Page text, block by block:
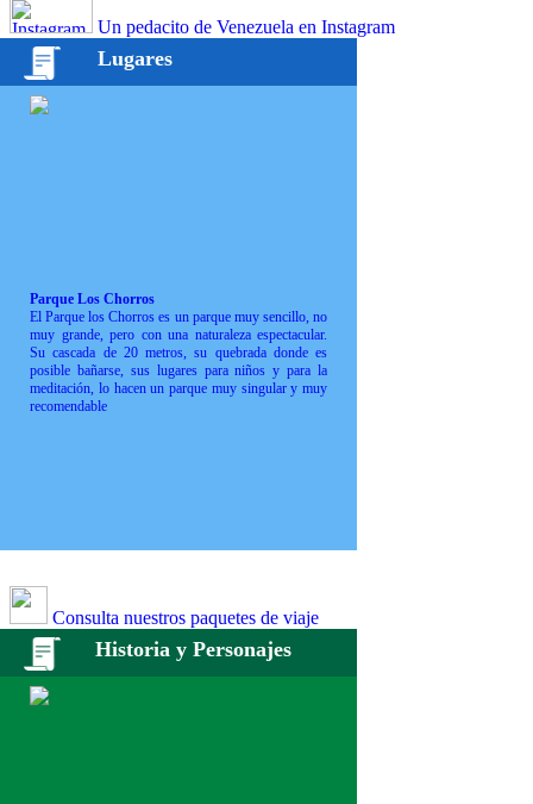
Un pedacito de Venezuela en Instagram
Lugares
Parque Los Chorros
El Parque los Chorros es un parque muy sencillo, no
muy grande, pero con una naturaleza espectacular.
Su cascada de 20 metros, su quebrada donde es
posible bañarse, sus lugares para niños y para la
meditación, lo hacen un parque muy singular y muy
recomendable
Consulta nuestros paquetes de viaje
Historia y Personajes